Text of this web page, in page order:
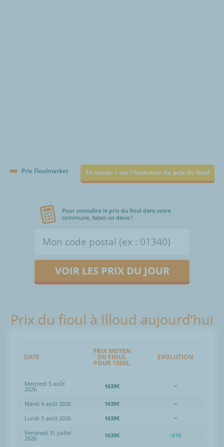
Prix Fioulmarket En savoir + sur l'évolution du prix du fioul
Pour connaître le prix du fioul dans votre
commune, faites un devis !
VOIR LES PRIX DU JOUR
Prix du fioul à Illoud aujourd’hui
DATE
PRIX MOYEN
DU FIOUL
POUR 1000L
EVOLUTION
Mercredi 5 août
2026 1639€ =
Mardi 4 août 2026 1639€
=
Lundi 3 août 2026
1639€
=
Vendredi 31 juillet
2026 1639€ -51€